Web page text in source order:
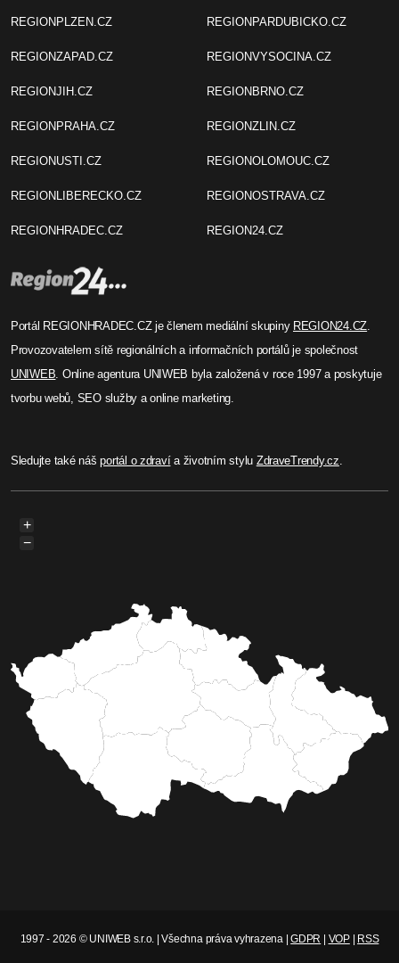
Les, nebo ulice? Procházka,
která léčí hlavu, nemusí vést
jen do přírody
Mediální skupina Region24
Domácí péče v centru
pozornosti: Konference ČAS
DOMA 2025 přinesla novinky i
důležité výzvy